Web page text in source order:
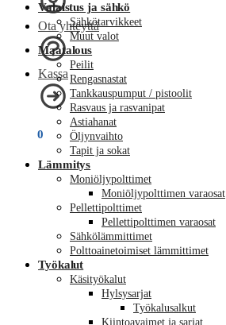
Ota yhteyttä
Kassa
0
Valaistus ja sähkö
Sähkötarvikkeet
Muut valot
Maatalous
Peilit
Rengasnastat
Tankkauspumput / pistoolit
Rasvaus ja rasvanipat
Astiahanat
Öljynvaihto
Tapit ja sokat
Lämmitys
Moniöljypolttimet
Moniöljypolttimen varaosat
Pellettipolttimet
Pellettipolttimen varaosat
Sähkölämmittimet
Polttoainetoimiset lämmittimet
Työkalut
Käsityökalut
Hylsysarjat
Työkalusalkut
Kiintoavaimet ja sarjat